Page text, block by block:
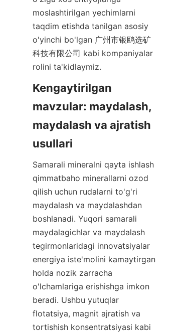
moslashtirilgan yechimlarni
taqdim etishda tanilgan asosiy
o'yinchi bo'lgan 广州市银鸥选矿
科技有限公司 kabi kompaniyalar
rolini ta'kidlaymiz.
Kengaytirilgan
mavzular: maydalash,
maydalash va ajratish
usullari
Samarali mineralni qayta ishlash
qimmatbaho minerallarni ozod
qilish uchun rudalarni to'g'ri
maydalash va maydalashdan
boshlanadi. Yuqori samarali
maydalagichlar va maydalash
tegirmonlaridagi innovatsiyalar
energiya iste'molini kamaytirgan
holda nozik zarracha
o'lchamlariga erishishga imkon
beradi. Ushbu yutuqlar
flotatsiya, magnit ajratish va
tortishish konsentratsiyasi kabi